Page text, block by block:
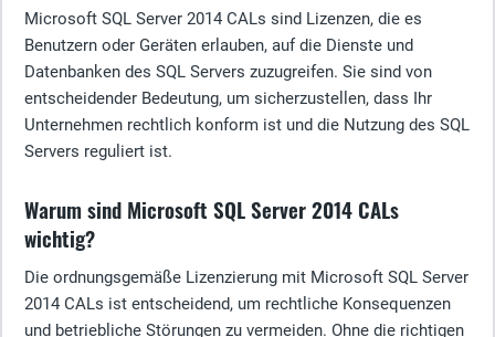
Microsoft SQL Server 2014 CALs sind Lizenzen, die es
Benutzern oder Geräten erlauben, auf die Dienste und
Datenbanken des SQL Servers zuzugreifen. Sie sind von
entscheidender Bedeutung, um sicherzustellen, dass Ihr
Unternehmen rechtlich konform ist und die Nutzung des SQL
Servers reguliert ist.
Warum sind Microsoft SQL Server 2014 CALs
wichtig?
Die ordnungsgemäße Lizenzierung mit Microsoft SQL Server
2014 CALs ist entscheidend, um rechtliche Konsequenzen
und betriebliche Störungen zu vermeiden. Ohne die richtigen